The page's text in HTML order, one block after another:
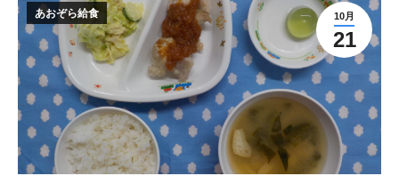
10月
21
あおぞら給食